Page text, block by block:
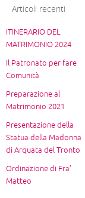
Articoli recenti
ITINERARIO DEL
MATRIMONIO 2024
Il Patronato per fare
Comunità
Preparazione al
Matrimonio 2021
Presentazione della
Statua della Madonna
di Arquata del Tronto
Ordinazione di Fra’
Matteo